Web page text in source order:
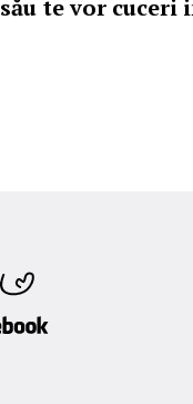
său te vor cuceri